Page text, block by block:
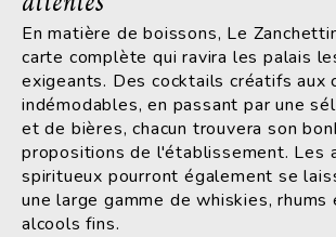
En matière de boissons, Le
carte complète qui ravira les palais
exigeants. Des cocktails créatifs aux
indémodables, en passant par une
et de bières, chacun trouvera son
propositions de l'établissement. Les
spiritueux pourront également se
une large gamme de whiskies, rhums
alcools fins.